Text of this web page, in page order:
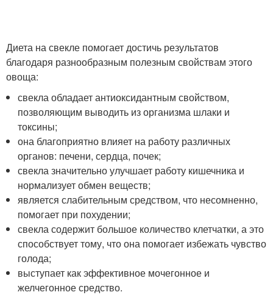
Диета на свекле помогает достичь результатов
благодаря разнообразным полезным свойствам этого
овоща:
свекла обладает антиоксидантным свойством,
позволяющим выводить из организма шлаки и
токсины;
она благоприятно влияет на работу различных
органов: печени, сердца, почек;
свекла значительно улучшает работу кишечника и
нормализует обмен веществ;
является слабительным средством, что несомненно,
помогает при похудении;
свекла содержит большое количество клетчатки, а это
способствует тому, что она помогает избежать чувство
голода;
выступает как эффективное мочегонное и
желчегонное средство.